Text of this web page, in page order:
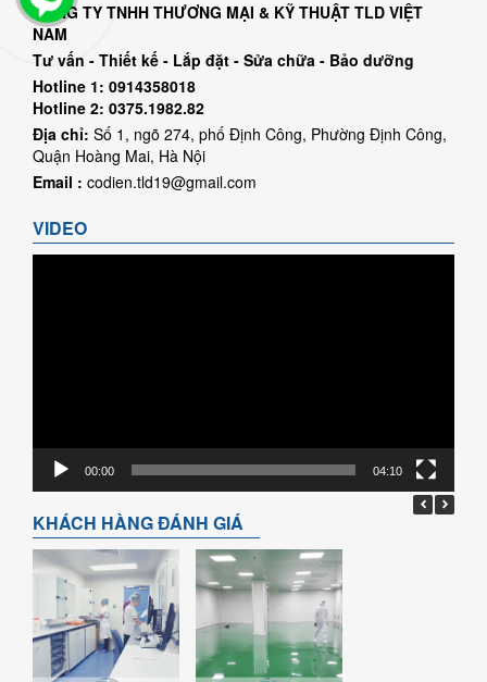
CÔNG TY TNHH THƯƠNG MẠI & KỸ THUẬT TLD VIỆT
NAM
Tư vấn - Thiết kế - Lắp đặt - Sửa chữa - Bảo dưỡng
Hotline 1: 0914358018
Hotline 2: 0375.1982.82
Địa chỉ: Số 1, ngõ 274, phố Định Công, Phường Định Công,
Quận Hoàng Mai, Hà Nội
Email : codien.tld19@gmail.com
VIDEO
00:00 04:10
KHÁCH HÀNG ĐÁNH GIÁ